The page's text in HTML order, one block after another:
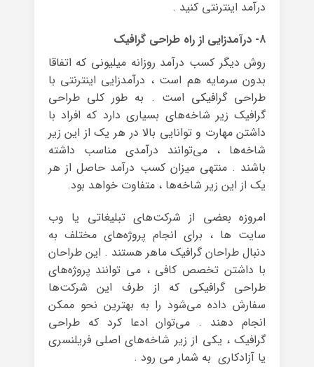
درآمد اینترنتی کنید .
۸- درآمدزایی از راه طراحی گرافیک
روش دیگر کسب درآمد روزانه میلیونی که اتفاقا
بدون سرمایه هم است ، درآمدزایی اینترنتی با
طراحی گرافیکی است . به طور کلی طراحی
گرافیک زیر شاخه‌های بسیاری دارد که افراد با
داشتن مهارت و توانایی بالا در هر یک از این زیر
شاخه‌ها ، می‌توانند درآمدی مناسب داشته
باشند . منتهی میزان کسب درآمد حاصل از هر
یک از این زیر شاخه‌ها ، متفاوت خواهد بود.
امروزه بعضی از شرکت‌های تبلیغاتی یا وب
سایت ها ، برای انجام پروژه‌های مختلف به
دنبال طراحان گرافیک ماهر هستند . این طراحان
با داشتن تخصص کافی ، می توانند پروژه‌های
طراحی گرافیکی که از طرف این شرکت‌ها
سفارش داده می‌شود را به بهترین نحو ممکن
انجام دهند . می‌توان ادعا کرد که طراحی
گرافیک ، یکی از زیر شاخه‌های اصلی فریلنسری
یا آزادکاری به شمار می رود .